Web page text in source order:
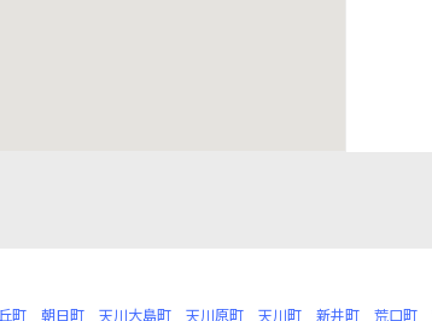
町 朝日町 天川大島町 天川原町 天川町 新井町 荒口町